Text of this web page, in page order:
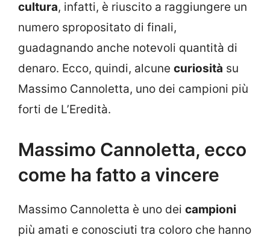
cultura, infatti, è riuscito a raggiungere un
numero spropositato di finali,
guadagnando anche notevoli quantità di
denaro. Ecco, quindi, alcune curiosità su
Massimo Cannoletta, uno dei campioni più
forti de L’Eredità.
Massimo Cannoletta, ecco
come ha fatto a vincere
Massimo Cannoletta è uno dei campioni
più amati e conosciuti tra coloro che hanno